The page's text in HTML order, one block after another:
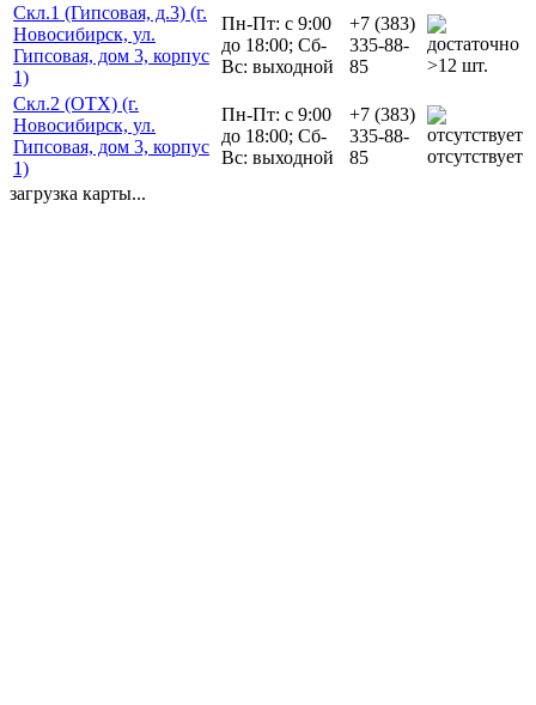
Скл.1 (Гипсовая, д.3) (г.
Новосибирск, ул.
Гипсовая, дом 3, корпус
1)
Пн-Пт: с 9:00
до 18:00; Сб-
Вс: выходной
+7 (383)
335-88-
85
>12 шт.
Скл.2 (ОТХ) (г.
Новосибирск, ул.
Гипсовая, дом 3, корпус
1)
Пн-Пт: с 9:00
до 18:00; Сб-
Вс: выходной
+7 (383)
335-88-
85
отсутствует
загрузка карты...